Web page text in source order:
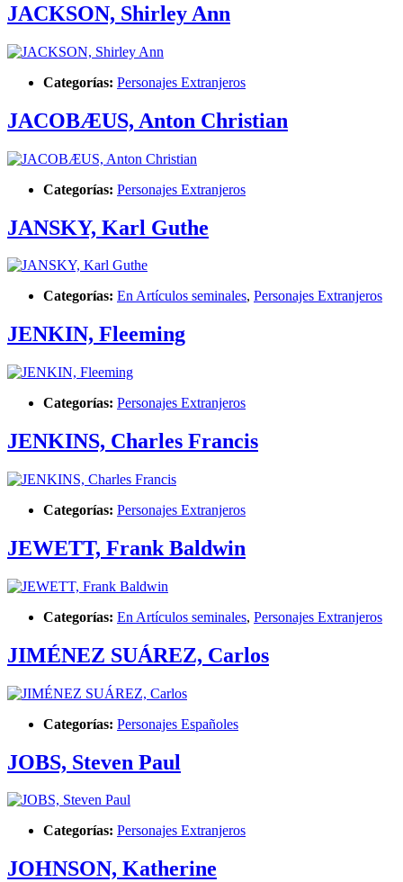
JACKSON, Shirley Ann
Categorías: Personajes Extranjeros
JACOBÆUS, Anton Christian
Categorías: Personajes Extranjeros
JANSKY, Karl Guthe
Categorías: En Artículos seminales, Personajes Extranjeros
JENKIN, Fleeming
Categorías: Personajes Extranjeros
JENKINS, Charles Francis
Categorías: Personajes Extranjeros
JEWETT, Frank Baldwin
Categorías: En Artículos seminales, Personajes Extranjeros
JIMÉNEZ SUÁREZ, Carlos
Categorías: Personajes Españoles
JOBS, Steven Paul
Categorías: Personajes Extranjeros
JOHNSON, Katherine